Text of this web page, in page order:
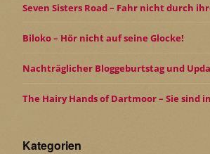
Seven Sisters Road – Fahr nicht durch
Biloko – Hör nicht auf seine Glocke!
Nachträglicher Bloggeburtstag und
The Hairy Hands of Dartmoor – Sie sind
Kategorien